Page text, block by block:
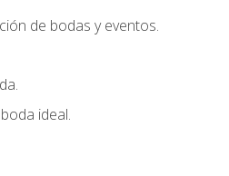
de bodas y eventos.
ideal.